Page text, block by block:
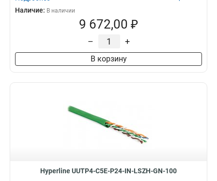
Наличие: В наличии
9 672,00 ₽
– +
В корзину
Hyperline UUTP4-C5E-P24-IN-LSZH-GN-100